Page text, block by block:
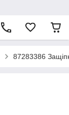
87283386